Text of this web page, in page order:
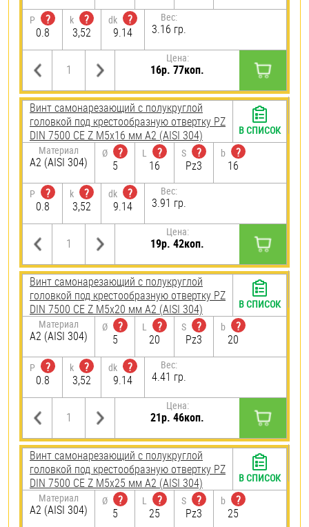
P
?
0.8
k
?
3,52
dk
?
9.14
Вес:
3.16 гр.
Цена:
16р. 77коп.
Винт самонарезающий c полукруглой
головкой под крестообразную отвертку PZ
DIN 7500 CE Z М5х16 мм А2 (AISI 304)
Материал
А2 (AISI 304)
Ø
?
5
L
?
16
S
?
Pz3
b
?
16
P
?
0.8
k
?
3,52
dk
?
9.14
Вес:
3.91 гр.
Цена:
19р. 42коп.
В СПИСОК
Винт самонарезающий c полукруглой
головкой под крестообразную отвертку PZ
DIN 7500 CE Z М5х20 мм А2 (AISI 304)
Материал
А2 (AISI 304)
Ø
?
5
L
?
20
S
?
Pz3
b
?
20
P
?
0.8
k
?
3,52
dk
?
9.14
Вес:
4.41 гр.
Цена:
21р. 46коп.
В СПИСОК
Винт самонарезающий c полукруглой
головкой под крестообразную отвертку PZ
DIN 7500 CE Z М5х25 мм А2 (AISI 304)
Материал
А2 (AISI 304)
Ø
?
5
L
?
25
S
?
Pz3
b
?
25
В СПИСОК